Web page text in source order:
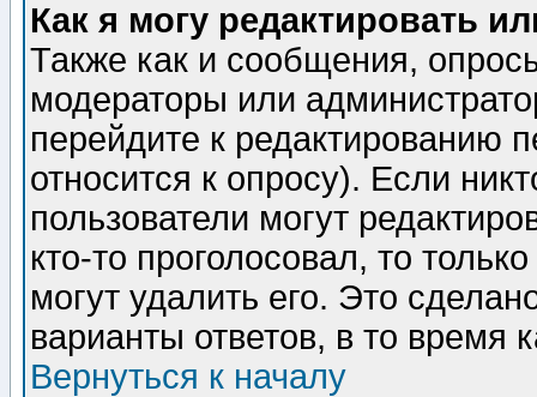
Как я могу редактировать
Также как и сообщения,
модераторы или
перейдите к редактированию
относится к опросу). Если
пользователи могут
кто-то проголосовал, то
могут удалить его. Это
варианты ответов, в то время
Вернуться к началу